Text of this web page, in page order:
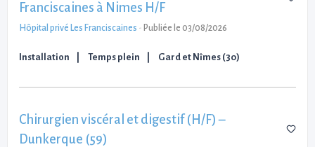
Franciscaines à Nimes H/F
Hôpital privé Les Franciscaines - Publiée le 03/08/2026
Installation Temps plein Gard et Nîmes (30)
Chirurgien viscéral et digestif (H/F) –
Dunkerque (59)